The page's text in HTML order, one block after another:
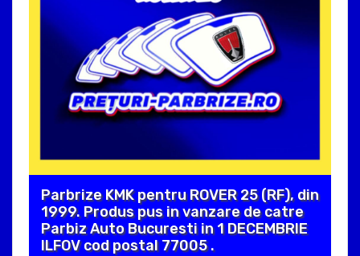
Parbrize KMK pentru ROVER 25 (RF), din
1999. Produs pus in vanzare de catre
Parbiz Auto Bucuresti in 1 DECEMBRIE
ILFOV cod postal 77005 .